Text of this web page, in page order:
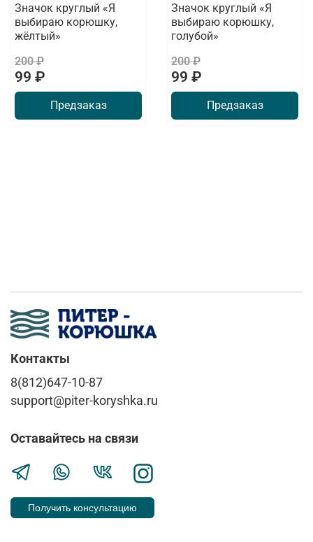
Значок круглый «Я
выбираю корюшку,
жёлтый»
200 ₽
99 ₽
Предзаказ
Значок круглый «Я
выбираю корюшку,
голубой»
200 ₽
99 ₽
Предзаказ
Контакты
8(812)647-10-87
support@piter-koryshka.ru
Оставайтесь на связи
Получить консультацию